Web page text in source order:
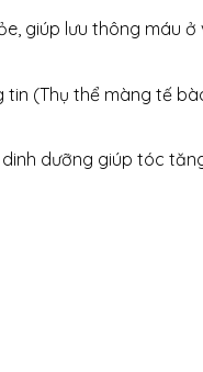
giúp lưu thông máu ở
(Thụ thể màng tế
dưỡng giúp tóc